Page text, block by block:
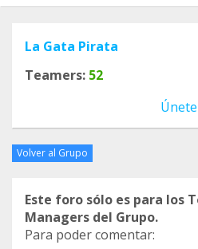
La Gata Pirata
Teamers: 52
Únete
Volver al Grupo
Este foro sólo es para los
Managers del Grupo.
Para poder comentar: